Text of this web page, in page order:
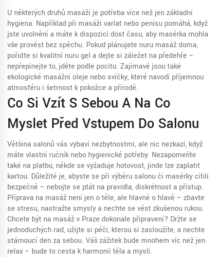
U některých druhů masáží je potřeba více než jen základní
hygiena. Například při masáži varlat nebo penisu pomáhá, když
jste uvolnění a máte k dispozici dost času, aby masérka mohla
vše provést bez spěchu. Pokud plánujete nuru masáž doma,
pořiďte si kvalitní nuru gel a dejte si záležet na předehře –
nepřepínejte to, jděte podle pocitu. Zajímavé jsou také
ekologické masážní oleje nebo svíčky, které navodí příjemnou
atmosféru i šetrnost k pokožce a přírodě.
Co Si Vzít S Sebou A Na Co
Myslet Před Vstupem Do Salonu
Většina salonů vás vybaví nezbytnostmi, ale nic nezkazí, když
máte vlastní ručník nebo hygienické potřeby. Nezapomeňte
také na platbu, někde se vyžaduje hotovost, jinde lze zaplatit
kartou. Důležité je, abyste se při výběru salonu či masérky cítili
bezpečně – nebojte se ptát na pravidla, diskrétnost a přístup.
Příprava na masáž není jen o těle, ale hlavně o hlavě – zbavte
se stresu, nastražte smysly a nechte se vést zkušenou rukou.
Chcete být na masáž v Praze dokonale připravení? Držte se
jednoduchých rad, užijte si péči, kterou si zasloužíte, a nechte
stárnoucí den za sebou. Váš zážitek bude mnohem víc než jen
relax – bude to cesta k harmonii těla a mysli.